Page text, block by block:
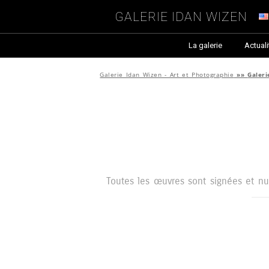
Galerie Idan Wizen
La galerie
Galerie Idan Wizen - Art et Photographie »»
Toutes les œuvres sont signées et